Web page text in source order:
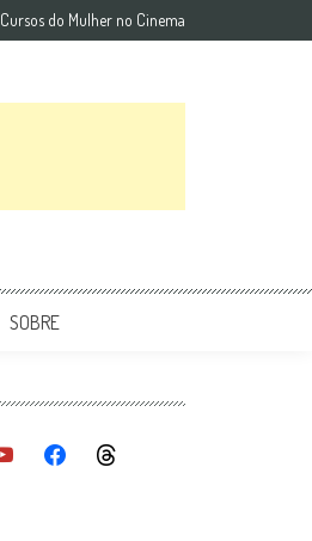
Cursos do Mulher no Cinema
SOBRE